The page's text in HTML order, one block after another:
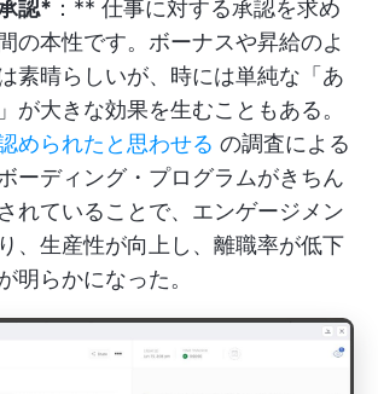
認* ：** 仕事に対する承認を求め
の本性です。ボーナスや昇給のよ
素晴らしいが、時には単純な「あ
が大きな効果を生むこともある。
められたと思わせる の調査による
ーディング・プログラムがきちん
れていることで、エンゲージメン
、生産性が向上し、離職率が低下
明らかになった。